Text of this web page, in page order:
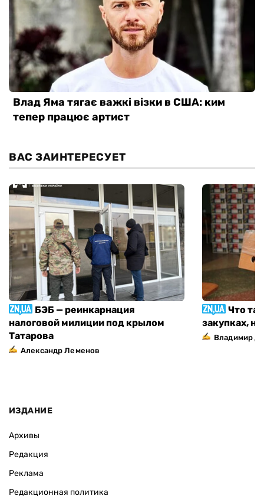
ВАС ЗАИНТЕРЕСУЕТ
БЭБ — реинкарнация
налоговой милиции под крылом
Татарова
Александр Леменов
Что
закупках,
Владимир
ИЗДАНИЕ
Архивы
Редакция
Реклама
Редакционная политика